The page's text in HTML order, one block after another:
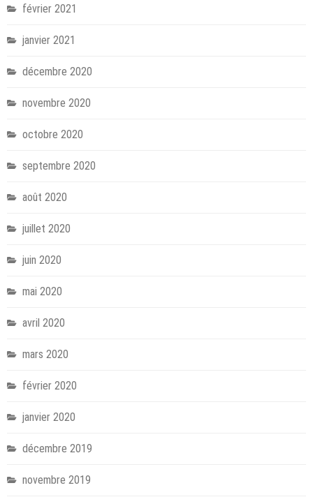
février 2021
janvier 2021
décembre 2020
novembre 2020
octobre 2020
septembre 2020
août 2020
juillet 2020
juin 2020
mai 2020
avril 2020
mars 2020
février 2020
janvier 2020
décembre 2019
novembre 2019